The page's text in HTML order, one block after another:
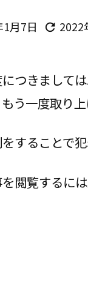
月7日  2022
つきまして
う一度取り
することで
閲覧するに